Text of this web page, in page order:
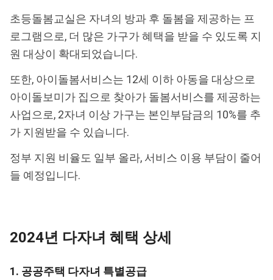
초등돌봄교실은 자녀의 방과 후 돌봄을 제공하는 프
로그램으로, 더 많은 가구가 혜택을 받을 수 있도록 지
원 대상이 확대되었습니다.
또한, 아이돌봄서비스는 12세 이하 아동을 대상으로
아이돌보미가 집으로 찾아가 돌봄서비스를 제공하는
사업으로, 2자녀 이상 가구는 본인부담금의 10%를 추
가 지원받을 수 있습니다.
정부 지원 비율도 일부 올라, 서비스 이용 부담이 줄어
들 예정입니다.
2024년 다자녀 혜택 상세
1. 공공주택 다자녀 특별공급